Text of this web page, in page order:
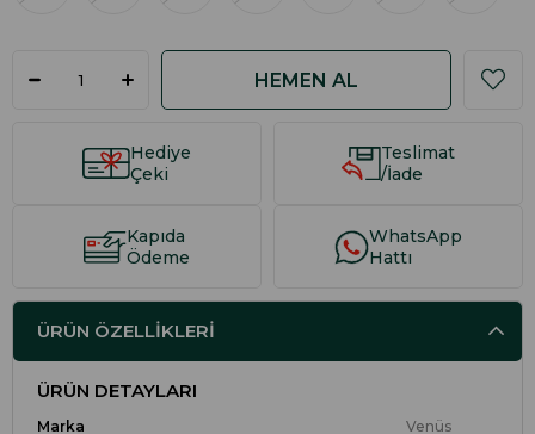
Hediye
Çeki
Teslimat
/İade
Kapıda
Ödeme
WhatsApp
Hattı
ÜRÜN ÖZELLIKLERI
ÜRÜN DETAYLARI
Marka Venüs